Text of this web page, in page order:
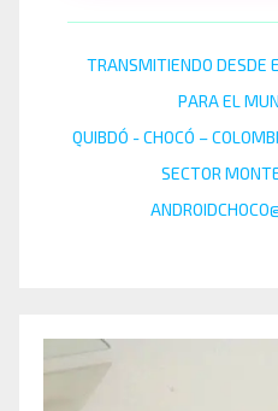
TRANSMITIENDO DESDE
PARA EL
QUIBDÓ - CHOCÓ –
SECTOR